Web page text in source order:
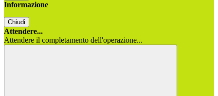
Informazione
Chiudi
Attendere...
Attendere il completamento dell'operazione...